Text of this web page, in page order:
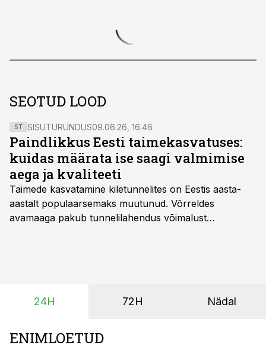
SEOTUD LOOD
ST SISUTURUNDUS09.06.26, 16:46
Paindlikkus Eesti taimekasvatuses:
kuidas määrata ise saagi valmimise
aega ja kvaliteeti
Taimede kasvatamine kiletunnelites on Eestis aasta-
aastalt populaarsemaks muutunud. Võrreldes
avamaaga pakub tunnelilahendus võimalust
24H 72H Nädal
ENIMLOETUD